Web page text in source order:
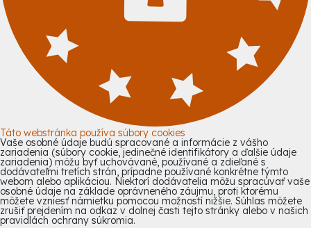
Táto webstránka používa súbory cookies
Vaše osobné údaje budú spracované a informácie z vášho
zariadenia (súbory cookie, jedinečné identifikátory a ďalšie údaje
zariadenia) môžu byť uchovávané, používané a zdieľané s
dodávateľmi tretích strán, prípadne používané konkrétne týmto
webom alebo aplikáciou. Niektorí dodávatelia môžu spracúvať vaše
osobné údaje na základe oprávneného záujmu, proti ktorému
môžete vzniesť námietku pomocou možností nižšie. Súhlas môžete
zrušiť prejdením na odkaz v dolnej časti tejto stránky alebo v našich
pravidlách ochrany súkromia.